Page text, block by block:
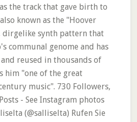
the track that gave birth to
known as the "Hoover
dirgelike synth pattern that
communal genome and has
reused in thousands of
him "one of the great
music". 730 Followers,
- See Instagram photos
(@salliselta) Rufen Sie